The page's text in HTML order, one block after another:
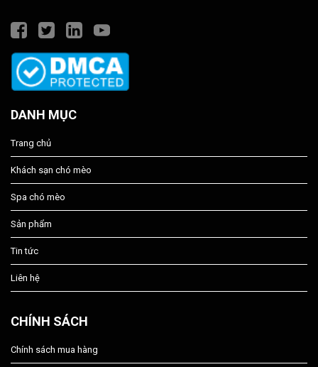
DANH MỤC
Trang chủ
Khách sạn chó mèo
Spa chó mèo
Sản phẩm
Tin tức
Liên hệ
CHÍNH SÁCH
Chính sách mua hàng